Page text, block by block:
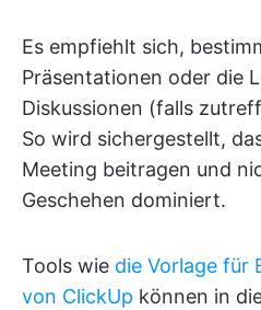
Es empfiehlt sich,
Präsentationen oder die
Diskussionen (falls
So wird sichergestellt,
Meeting beitragen und
Geschehen dominiert.
Tools wie die Vorlage für
von ClickUp können in